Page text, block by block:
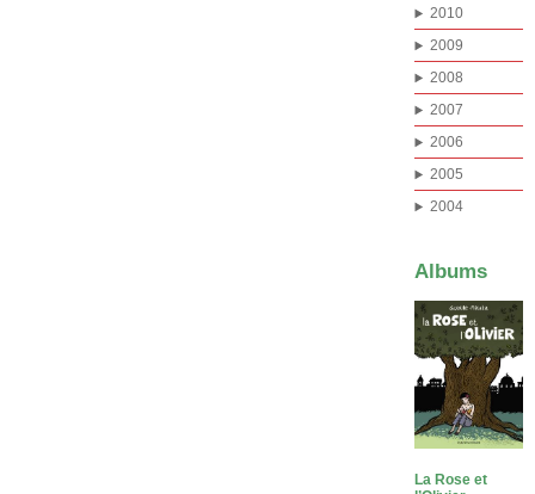
2010
2009
2008
2007
2006
2005
2004
Albums
La Rose et